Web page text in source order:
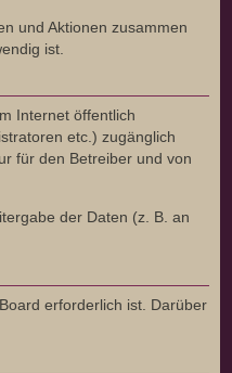
und Aktionen zusammen
ist.
Internet öffentlich
etc.) zugänglich
für den Betreiber und von
der Daten (z. B. an
erforderlich ist. Darüber